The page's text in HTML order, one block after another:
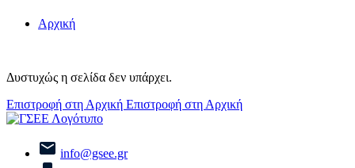
Αρχική
Δυστυχώς η σελίδα δεν υπάρχει.
Επιστροφή στη Αρχική Επιστροφή στη Αρχική
info@gsee.gr